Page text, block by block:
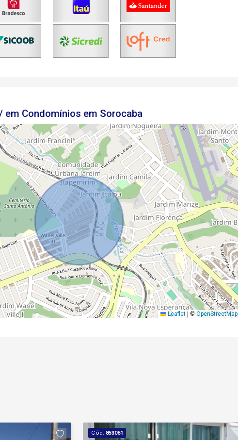
em Condomínios em Sorocaba
Leaflet | © OpenStreetMap
Cód. 853061